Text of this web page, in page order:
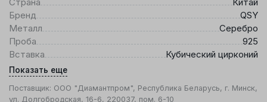
Бренд
QSY
Металл
Серебро
Проба
925
Вставка
Кубический цирконий
Показать еще
Поставщик: ООО "Диамантпром", Республика Беларусь, г. Минск,
ул. Долгобродская, 16-6, 220037, пом. 6-10